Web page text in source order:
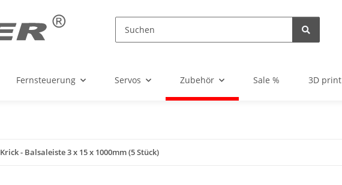
Fernsteuerung Servos Zubehör Sale % 3D print
Krick - Balsaleiste 3 x 15 x 1000mm (5 Stück)